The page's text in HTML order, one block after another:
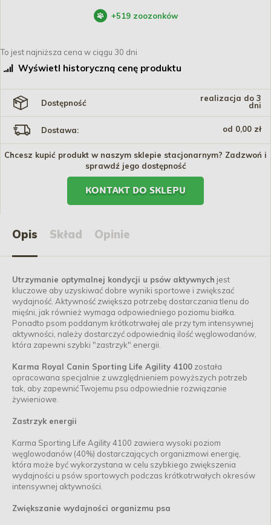
+519 zoozonków
To jest najniższa cena w ciągu 30 dni
Wyświetl historyczną cenę produktu
Dostępność
realizacja do 3
dni
Dostawa: od 0,00 zł
Chcesz kupić produkt w naszym sklepie stacjonarnym? Zadzwoń i
sprawdź jego dostępność
KONTAKT DO SKLEPU
Opis Skład Opinie
Utrzymanie optymalnej kondycji u psów aktywnych jest
kluczowe aby uzyskiwać dobre wyniki sportowe i zwiększać
wydajność. Aktywność zwiększa potrzebę dostarczania tlenu do
mięśni, jak również wymaga odpowiedniego poziomu białka.
Ponadto psom poddanym krótkotrwałej ale przy tym intensywnej
aktywności, należy dostarczyć odpowiednią ilość węglowodanów,
która zapewni szybki "zastrzyk" energii.
Karma Royal Canin Sporting Life Agility 4100 została
opracowana specjalnie z uwzględnieniem powyższych potrzeb
tak, aby zapewnić Twojemu psu odpowiednie rozwiązanie
żywieniowe.
Zastrzyk energii
Karma Sporting Life Agility 4100 zawiera wysoki poziom
węglowodanów (40%) dostarczających organizmowi energię,
która może być wykorzystana w celu szybkiego zwiększenia
wydajności u psów sportowych podczas krótkotrwałych okresów
intensywnej aktywności.
Zwiększanie wydajności organizmu psa